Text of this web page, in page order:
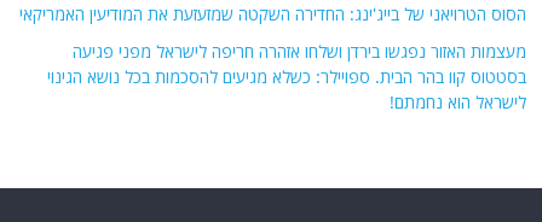
הסוס הטרויאני של בייג'ינג: החדירה השקטה שמזעזעת את המודיעין האמריקאי
מעצמות האזור נפגשו בירדן ושלחו אזהרה חריפה לישראל מפני פגיעה
בסטטוס קוו בהר הבית. ספויילר: כשלא מגיעים להסכמות בכל נושא הגינוי
לישראל הוא נחמתם!